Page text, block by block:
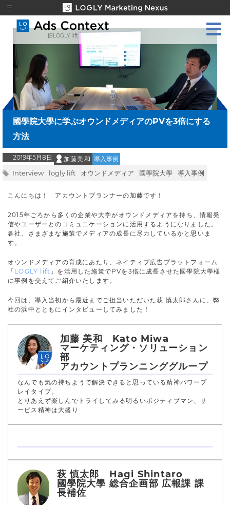
旧LOGLY lift
國學院大學に学ぶオウンドメディアのPVを3倍にする
方法
2019年5月8日 加藤美和 導入事例
Interview logly lift オウンドメディア 國學院大學 導入事例
こんにちは！ アカウントプランナーの加藤です！
2015年ごろから多くの企業や大学がオウンドメディアを持ち、情報発
信やユーザーとのコミュニケーションに活用するようになりました。
各社、さまざまな施策でメディアの成長に尽力しているかと思いま
す。
オウンドメディアの育成にあたり、ネイティブ広告プラットフォーム
「 LOGLY lift 」を活用した施策でPVを3倍に成長させた國學院大學様
に事例を交えてご紹介いたします。
今回は、導入当初から最近までご担当いただいた萩 慎太郎さんに、弊
社の浜中とともにインタビューしてみました！
加藤 美和 Kato Miwa
マーケティング・ソリューション
部
アカウントプランニンググループ
なんでも気の持ちようで解決できると思っている精神パワープ
レイタイプ。
とりあえず楽しんでトライしてみる明るいポジティブマン、サ
ービス精神は大盛り
萩 慎太郎 Hagi Shintaro
國學院大學 総合企画部 広報課 課
長補佐